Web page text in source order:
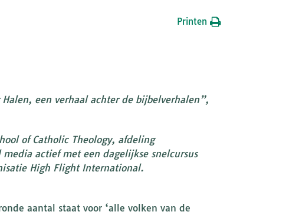
Printen
een verhaal achter de bijbelverhalen”,
of Catholic Theology, afdeling
actief met een dagelijkse snelcursus
High Flight International.
aantal staat voor ‘alle volken van de